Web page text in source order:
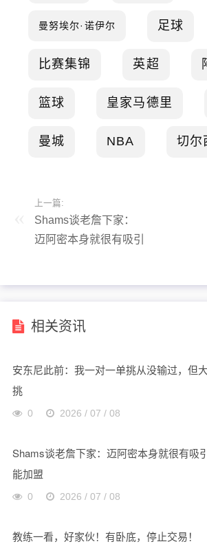
曼努埃尔·诺伊尔 足球
比赛集锦 英超
篮球 皇家马德里
曼城 NBA 切尔
上一篇:
Shams谈老詹下家：
迈阿密本身就很有吸引
相关资讯
安东尼此前：我一对一单挑从没输过，但
挑
0 2026 / 07 / 08
Shams谈老詹下家：迈阿密本身就很有吸
能加盟
0 2026 / 07 / 08
教练一看，好家伙！有卧底，停止交易！